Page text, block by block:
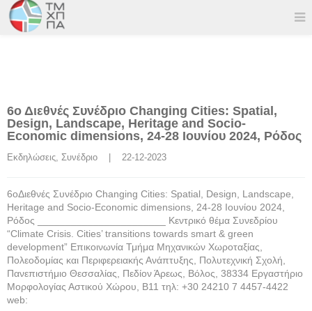
6ο Διεθνές Συνέδριο Changing Cities: Spatial,
Design, Landscape, Heritage and Socio-
Economic dimensions, 24-28 Ιουνίου 2024, Ρόδος
Εκδηλώσεις, Συνέδριο
    |    22-12-2023
6οΔιεθνές Συνέδριο Changing Cities: Spatial, Design, Landscape,
Heritage and Socio-Economic dimensions, 24-28 Ιουνίου 2024,
Ρόδος _______________________ Κεντρικό θέμα Συνεδρίου
“Climate Crisis. Cities’ transitions towards smart & green
development” Επικοινωνία Τμήμα Μηχανικών Χωροταξίας,
Πολεοδομίας και Περιφερειακής Ανάπτυξης, Πολυτεχνική Σχολή,
Πανεπιστήμιο Θεσσαλίας, Πεδίον Άρεως, Βόλος, 38334 Εργαστήριο
Μορφολογίας Αστικού Χώρου, Β11 τηλ: +30 24210 7 4457-4422
web: